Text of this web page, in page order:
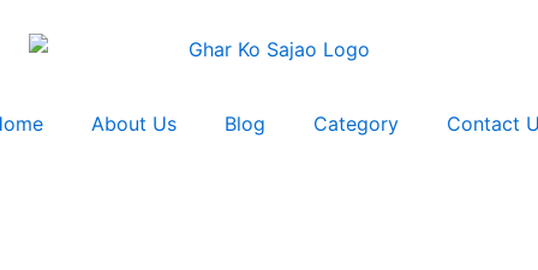
About Us Blog Category Contact